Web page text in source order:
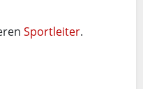
Sportleiter.